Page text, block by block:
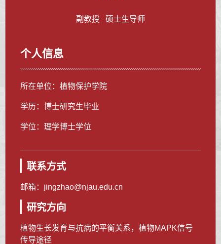
副教授 硕士生导师
个人信息
所在单位：植物保护学院
学历：博士研究生毕业
学位：理学博士学位
联系方式
邮箱： jingzhao@njau.edu.cn
研究方向
植物生长发育与抗病的平衡关系，植物MAPK信号
传导途径